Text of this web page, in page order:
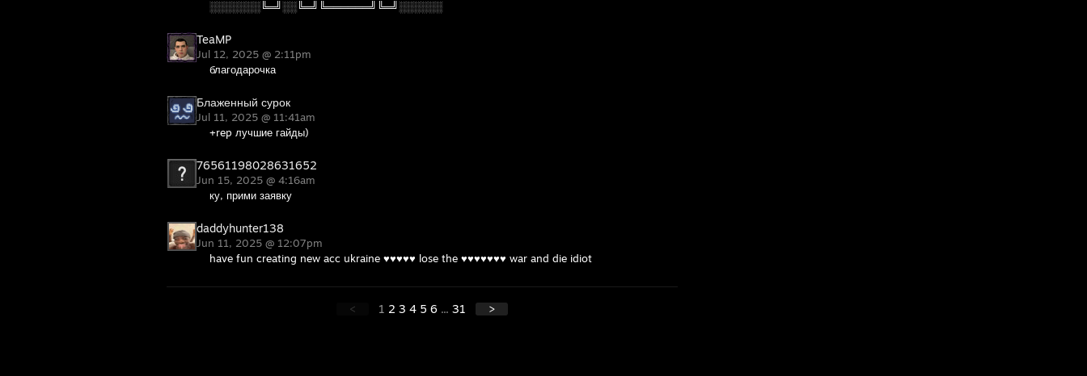
░░░░░░░╚═╝░░╚═╝╚══════╝╚═╝░░░░░░
TeaMP
Jul 12, 2025 @ 2:11pm
благодарочка
Блаженный сурок
Jul 11, 2025 @ 11:41am
+rep лучшие гайды)
76561198028631652
Jun 15, 2025 @ 4:16am
ку, прими заявку
daddyhunter138
Jun 11, 2025 @ 12:07pm
have fun creating new acc ukraine ♥♥♥♥♥ lose the ♥♥♥♥♥♥♥ war and die idiot
< 1 2 3 4 5 6 ... 31 >